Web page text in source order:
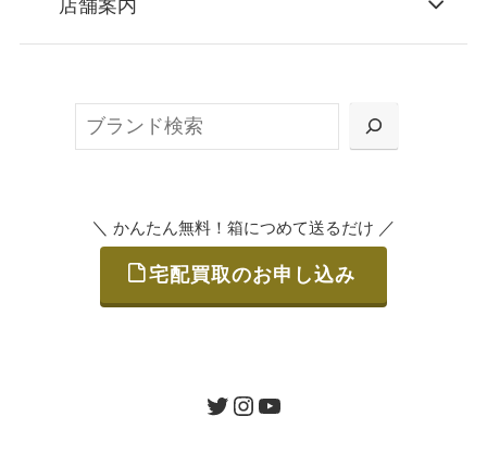
または梱包材不要の「集荷申込」からお選び
ご発送
店舗案内
＼ かんたん無料！箱につめて送るだけ ／
宅配買取のお申し込み
ツイッターインスタグラムユーチューブ